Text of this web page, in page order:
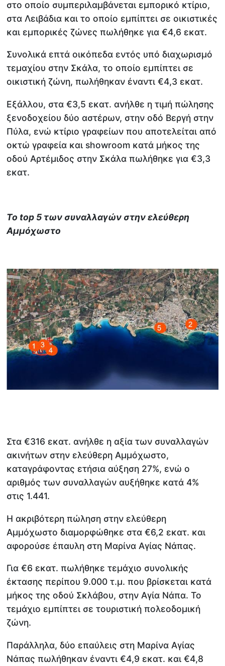
στο οποίο συμπεριλαμβάνεται εμπορικό κτίριο,
στα Λειβάδια και το οποίο εμπίπτει σε οικιστικές
και εμπορικές ζώνες πωλήθηκε για €4,6 εκατ.
Συνολικά επτά οικόπεδα εντός υπό διαχωρισμό
τεμαχίου στην Σκάλα, το οποίο εμπίπτει σε
οικιστική ζώνη, πωλήθηκαν έναντι €4,3 εκατ.
Εξάλλου, στα €3,5 εκατ. ανήλθε η τιμή πώλησης
ξενοδοχείου δύο αστέρων, στην οδό Βεργή στην
Πύλα, ενώ κτίριο γραφείων που αποτελείται από
οκτώ γραφεία και showroom κατά μήκος της
οδού Αρτέμιδος στην Σκάλα πωλήθηκε για €3,3
εκατ.
Το top 5 των συναλλαγών στην ελεύθερη
Αμμόχωστο
Στα €316 εκατ. ανήλθε η αξία των συναλλαγών
ακινήτων στην ελεύθερη Αμμόχωστο,
καταγράφοντας ετήσια αύξηση 27%, ενώ ο
αριθμός των συναλλαγών αυξήθηκε κατά 4%
στις 1.441.
Η ακριβότερη πώληση στην ελεύθερη
Αμμόχωστο διαμορφώθηκε στα €6,2 εκατ. και
αφορούσε έπαυλη στη Μαρίνα Αγίας Νάπας.
Για €6 εκατ. πωλήθηκε τεμάχιο συνολικής
έκτασης περίπου 9.000 τ.μ. που βρίσκεται κατά
μήκος της οδού Σκλάβου, στην Αγία Νάπα. Το
τεμάχιο εμπίπτει σε τουριστική πολεοδομική
ζώνη.
Παράλληλα, δύο επαύλεις στη Μαρίνα Αγίας
Νάπας πωλήθηκαν έναντι €4,9 εκατ. και €4,8